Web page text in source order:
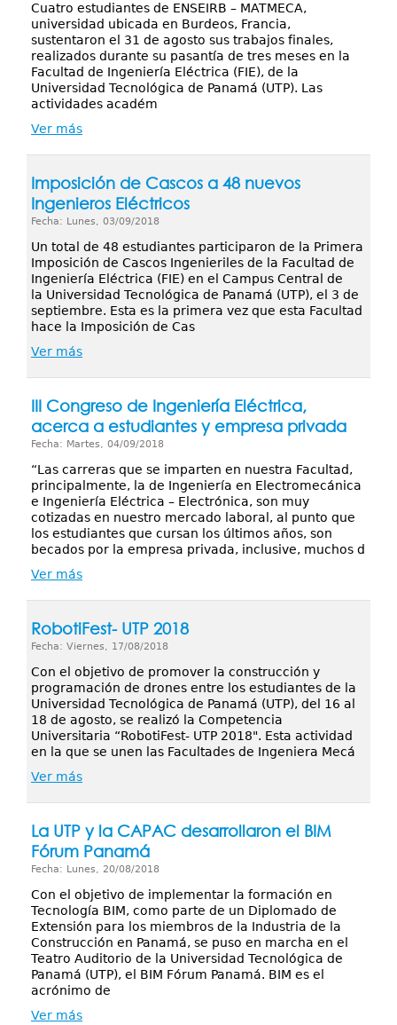
Cuatro estudiantes de ENSEIRB – MATMECA,
universidad ubicada en Burdeos, Francia,
sustentaron el 31 de agosto sus trabajos finales,
realizados durante su pasantía de tres meses en la
Facultad de Ingeniería Eléctrica (FIE), de la
Universidad Tecnológica de Panamá (UTP). Las
actividades académ
Ver más
Imposición de Cascos a 48 nuevos
Ingenieros Eléctricos
Fecha: Lunes, 03/09/2018
Un total de 48 estudiantes participaron de la Primera
Imposición de Cascos Ingenieriles de la Facultad de
Ingeniería Eléctrica (FIE) en el Campus Central de
la Universidad Tecnológica de Panamá (UTP), el 3 de
septiembre. Esta es la primera vez que esta Facultad
hace la Imposición de Cas
Ver más
III Congreso de Ingeniería Eléctrica,
acerca a estudiantes y empresa privada
Fecha: Martes, 04/09/2018
“Las carreras que se imparten en nuestra Facultad,
principalmente, la de Ingeniería en Electromecánica
e Ingeniería Eléctrica – Electrónica, son muy
cotizadas en nuestro mercado laboral, al punto que
los estudiantes que cursan los últimos años, son
becados por la empresa privada, inclusive, muchos d
Ver más
RobotiFest- UTP 2018
Fecha: Viernes, 17/08/2018
Con el objetivo de promover la construcción y
programación de drones entre los estudiantes de la
Universidad Tecnológica de Panamá (UTP), del 16 al
18 de agosto, se realizó la Competencia
Universitaria “RobotiFest- UTP 2018". Esta actividad
en la que se unen las Facultades de Ingeniera Mecá
Ver más
La UTP y la CAPAC desarrollaron el BIM
Fórum Panamá
Fecha: Lunes, 20/08/2018
Con el objetivo de implementar la formación en
Tecnología BIM, como parte de un Diplomado de
Extensión para los miembros de la Industria de la
Construcción en Panamá, se puso en marcha en el
Teatro Auditorio de la Universidad Tecnológica de
Panamá (UTP), el BIM Fórum Panamá. BIM es el
acrónimo de
Ver más